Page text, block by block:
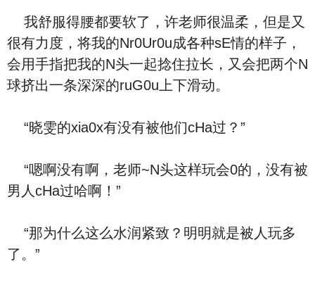
我舒服得腰都要软了，许老师很温柔，但是又
很有力度，将我的Nr0Ur0u成各种sE情的样子，
会用手指把我的N头一起捻住拉长，又会把两个N
球挤出一条深深的ruG0u上下滑动。
“晓雯的xia0x有没有被他们cHa过？”
“嗯啊没有啊，老师~N头这样玩会0的，没有被
男人cHa过哈啊！”
“那为什么这么水润紧致？明明就是被人玩多
了。”